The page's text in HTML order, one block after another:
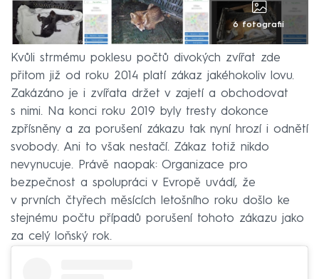
6 fotografií
Kvůli strmému poklesu počtů divokých zvířat zde
přitom již od roku 2014 platí zákaz jakéhokoliv lovu.
Zakázáno je i zvířata držet v zajetí a obchodovat
s nimi. Na konci roku 2019 byly tresty dokonce
zpřísněny a za porušení zákazu tak nyní hrozí i odnětí
svobody. Ani to však nestačí. Zákaz totiž nikdo
nevynucuje. Právě naopak: Organizace pro
bezpečnost a spolupráci v Evropě uvádí, že
v prvních čtyřech měsících letošního roku došlo ke
stejnému počtu případů porušení tohoto zákazu jako
za celý loňský rok.